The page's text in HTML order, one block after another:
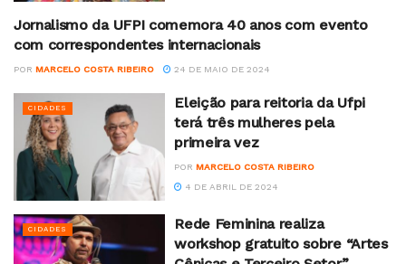
CIÊNCIA
Jornalismo da UFPI comemora 40 anos com evento
com correspondentes internacionais
POR MARCELO COSTA RIBEIRO 24 DE MAIO DE 2024
CIDADES
Eleição para reitoria da Ufpi
terá três mulheres pela
primeira vez
POR MARCELO COSTA RIBEIRO
4 DE ABRIL DE 2024
CIDADES
Rede Feminina realiza
workshop gratuito sobre “Artes